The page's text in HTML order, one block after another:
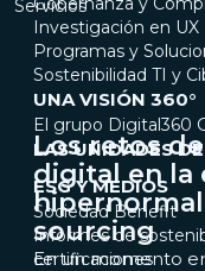
Investigación en UX
Programas y
Sostenibilidad TI y
UNA VISIÓN 360°
El grupo Digital360
LAS UNIDADES
ESG Y MEDIOS
Sociedad Benefit
Informes de
certificaciones
Servicios
Los retos
digital en la
sourcing
En un momento